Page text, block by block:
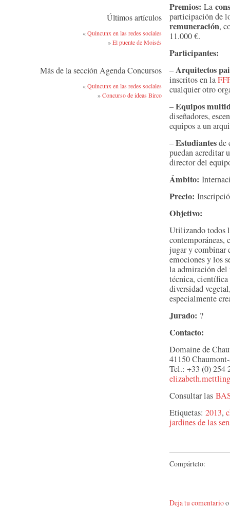
Últimos artículos
«Quincunx en las redes sociales
»El puente de Moisés
Más de la sección Agenda Concursos
«Quincunx en las redes sociales
»Concurso de ideas Birco
Premios: La
participación de
remuneración,
11.000 €.
Participantes:
–Arquitectos
inscritos en laFFP
cualquier otro
–Equipos
diseñadores,
equipos a un
–Estudiantesde
puedan acreditar
director del
Ámbito:
Precio:
Objetivo:
Utilizando todos
contemporáneas,
jugar y combinar
emociones y los
la admiración del
técnica, científica
diversidad
especialmente
Jurado: ?
Contacto:
Domaine de
41150
Tel.: +33 (0) 254
Consultar las
Etiquetas: 2013,
jardines de las
Compártelo:
Deja tu comentario